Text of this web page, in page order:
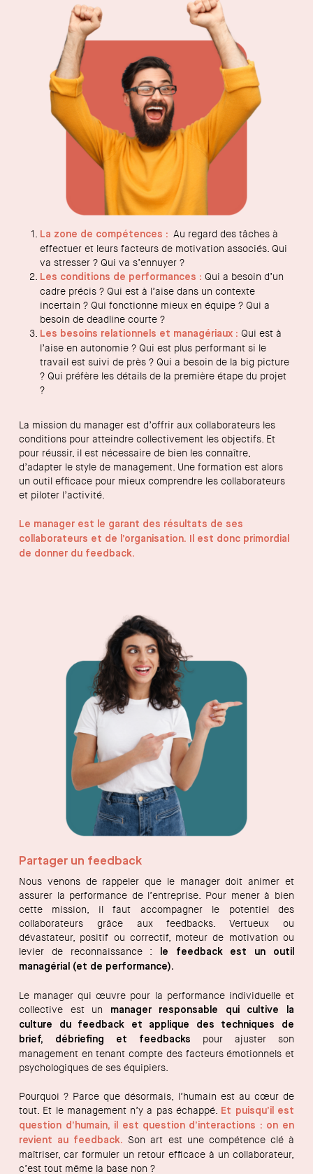
La zone de compétences : Au regard des tâches à
effectuer et leurs facteurs de motivation associés. Qui
va stresser ? Qui va s’ennuyer ?
Les conditions de performances : Qui a besoin d’un
cadre précis ? Qui est à l’aise dans un contexte
incertain ? Qui fonctionne mieux en équipe ? Qui a
besoin de deadline courte ?
Les besoins relationnels et managériaux : Qui est à
l’aise en autonomie ? Qui est plus performant si le
travail est suivi de près ? Qui a besoin de la big picture
? Qui préfère les détails de la première étape du projet
?
La mission du manager est d’offrir aux collaborateurs les
conditions pour atteindre collectivement les objectifs. Et
pour réussir, il est nécessaire de bien les connaître,
d’adapter le style de management. Une formation est alors
un outil efficace pour mieux comprendre les collaborateurs
et piloter l’activité.
Le manager est le garant des résultats de ses
collaborateurs​ et de l’organisation. Il est donc primordial
de donner du feedback.
Partager un feedback
Nous venons de rappeler que le manager doit animer et
assurer la performance de l’entreprise. Pour mener à bien
cette mission, il faut accompagner le potentiel des
collaborateurs grâce aux feedbacks. Vertueux ou
dévastateur, positif ou correctif, moteur de motivation ou
levier de reconnaissance : le feedback est un outil
managérial (et de performance).
Le manager qui œuvre pour la performance individuelle et
collective est un
manager responsable qui cultive la
culture du feedback et applique des techniques de
brief, débriefing et feedbacks
pour ajuster son
management en tenant compte des facteurs émotionnels et
psychologiques de ses équipiers.
Pourquoi ? Parce que désormais, l’humain est au cœur de
tout. Et le management n’y a pas échappé. Et puisqu’il est
question d’humain, il est question d’interactions : on en
revient au feedback. Son art est une compétence clé à
maîtriser, car formuler un retour efficace à un collaborateur,
c’est tout même la base non ?